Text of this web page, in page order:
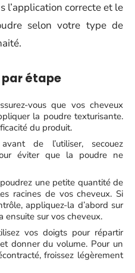
l’application correcte et le
selon votre type de
étape
vous que vos cheveux
la poudre texturisante.
du produit.
de l’utiliser, secouez
éviter que la poudre ne
une petite quantité de
racines de vos cheveux. Si
appliquez-la d’abord sur
ensuite sur vos cheveux.
vos doigts pour répartir
donner du volume. Pour un
froissez légèrement